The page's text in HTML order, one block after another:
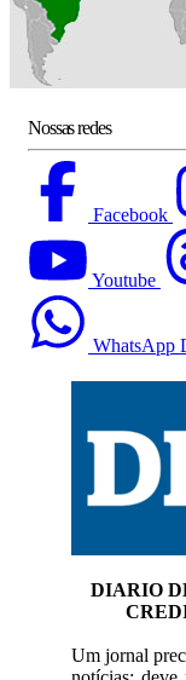
Nossas redes
Facebook
Youtube
WhatsApp
DIARIO
Um jornal